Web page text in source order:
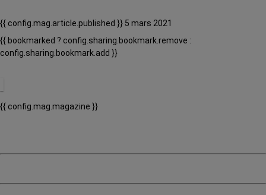
{{ config.mag.article.published }} 5 mars 2021
{{ bookmarked ? config.sharing.bookmark.remove :
config.sharing.bookmark.add }}
{{ config.mag.magazine }}